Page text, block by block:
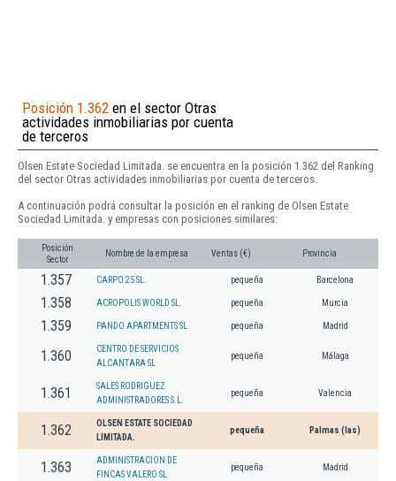
Posición 1.362 en el sector Otras
actividades inmobiliarias por cuenta
de terceros
Olsen Estate Sociedad Limitada. se encuentra en la posición 1.362 del Ranking
del sector Otras actividades inmobiliarias por cuenta de terceros.
A continuación podrá consultar la posición en el ranking de Olsen Estate
Sociedad Limitada. y empresas con posiciones similares:
Posición
Sector
Nombre de la empresa Ventas (€) Provincia
1.357 CARPO 25 SL. pequeña Barcelona
1.358 ACROPOLIS WORLD SL. pequeña Murcia
1.359 PANDO APARTMENTS SL pequeña Madrid
1.360
CENTRO DE SERVICIOS
ALCANTARA SL
pequeña Málaga
1.361
SALES RODRIGUEZ
ADMINISTRADORES S.L.
pequeña Valencia
1.362
OLSEN ESTATE SOCIEDAD
LIMITADA.
pequeña Palmas (las)
1.363
ADMINISTRACION DE
FINCAS VALERO SL
pequeña Madrid